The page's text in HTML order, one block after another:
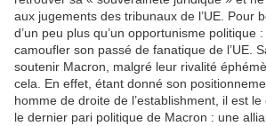
aux jugements des tribunaux de l’UE. Pour
d’un peu plus qu’un opportunisme politique
camoufler son passé de fanatique de l’UE.
soutenir Macron, malgré leur rivalité
cela. En effet, étant donné son
homme de droite de l’establishment, il est
le dernier pari politique de Macron : une